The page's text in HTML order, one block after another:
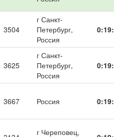
3504
г Санкт-
Петербург,
Россия
3625
г Санкт-
Петербург,
Россия
3667 Россия
г Череповец,